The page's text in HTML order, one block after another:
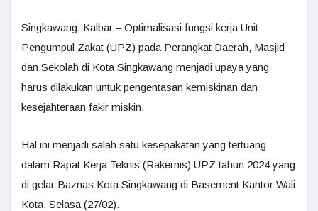
Singkawang, Kalbar – Optimalisasi fungsi kerja Unit
Pengumpul Zakat (UPZ) pada Perangkat Daerah, Masjid
dan Sekolah di Kota Singkawang menjadi upaya yang
harus dilakukan untuk pengentasan kemiskinan dan
kesejahteraan fakir miskin.
Hal ini menjadi salah satu kesepakatan yang tertuang
dalam Rapat Kerja Teknis (Rakernis) UPZ tahun 2024 yang
di gelar Baznas Kota Singkawang di Basement Kantor Wali
Kota, Selasa (27/02).